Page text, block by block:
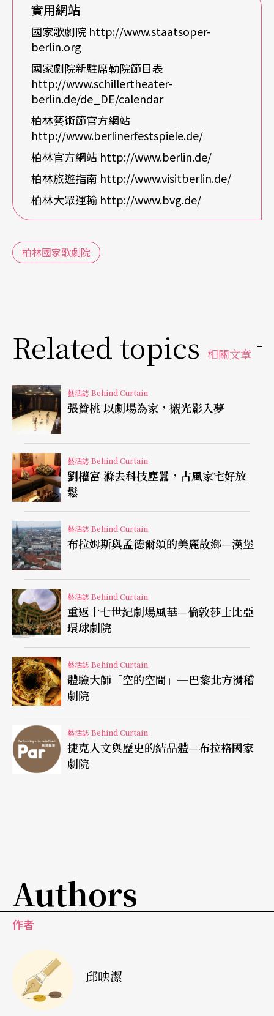
國家劇院擁有最悠久的歷史，不僅有著古典式的外
觀（註1）與雕樑畫棟的內廳，在音樂歷史發展上，
更是重要作曲家與名指揮們不曾缺席的舞台。從一
七四二年開幕迄今，歷經多場劫難，火災、戰爭、
集權等等，國家劇院將近兩百七十年的歲月，述說
的不只是作曲家和劇作家筆下的故事，更肩負著承
先啟後的重任，成就歐洲人文的一頁。
與柏林地理位置相關的舞台用詞
就地理位置來看，以劇院為軸心，周邊有著不同的
重要歷史建築，也是現今參觀古柏林的核心地帶，
王朝在這區域內，陸續建起皇室與各式文化公共建
設，歌劇院在博物館、大學、天主教堂、劇院、皇
娛樂中心，而這地理位置概念正與劇院裡的舞台方
位稱呼有著緊密的關連，並從十八世紀直到今天仍
持續延用著同一傳統稱呼；歌劇院最大的挑戰就是
要有舞台、服裝、佈景等彩排，除音樂家外，需要
相當多工程、燈光技術人員的協助與配合，試想當
導演面對著舞台上的歌者或工作人員指揮排練時，
若不斷強調左右方位概念，其實是很擾亂工作程序
的，因此這裡不用左邊右邊作為溝通用語，也不以
東邊西邊考驗同事們的方向感，取而代之的是稱呼
為「公園方」和「宮殿方」，生活在這城市的每個
人，都能很快判斷出方位，從這個用法可以清楚了
解這個劇院位於柏林的地理相對位置，同時也進一
步體現了柏林城市的歷史發展。
現今菩提大道的盡頭布蘭登堡門，以舊城的概念來
看，其實就是十八、九世紀時的城門入口，一七九
一年完成的布蘭登堡門不僅是地標，同時也是清楚
劃分城市界線的歷史遺跡，古時出了柏林舊城區，
離的衛星前哨小城，合併整合稱為柏林大城，而這
些不同小城的名稱正是今天十二個不同區劃分的基
二十世紀東西柏林分界的標記，然而象徵統一最具
代表的意涵，正是拆撤布蘭登堡門前後的圍牆，讓
菩提大道無阻攔地不斷向西延伸，也因此今天能在
實用網站
國家歌劇院 http://www.staatsoper-
berlin.org
國家劇院新駐席勒院節目表
http://www.schillertheater-
berlin.de/de_DE/calendar
柏林藝術節官方網站
http://www.berlinerfestspiele.de/
柏林官方網站 http://www.berlin.de/
柏林旅遊指南 http://www.visitberlin.de/
柏林大眾運輸 http://www.bvg.de/
柏林國家歌劇院
Related topics 相關文章
藝活誌 Behind Curtain
張贊桃 以劇場為家，襯光影入夢
藝活誌 Behind Curtain
劉權富 滌去科技塵囂，古風家宅好放
鬆
藝活誌 Behind Curtain
布拉姆斯與孟德爾頌的美麗故鄉—漢堡
藝活誌 Behind Curtain
重返十七世紀劇場風華—倫敦莎士比亞
環球劇院
藝活誌 Behind Curtain
體驗大師「空的空間」─巴黎北方滑稽
劇院
藝活誌 Behind Curtain
捷克人文與歷史的結晶體—布拉格國家
劇院
Authors
作者
邱映潔